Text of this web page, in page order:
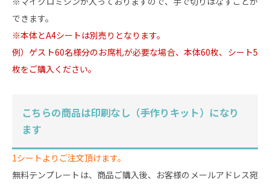
できます。
※本体とA4シートは別売りとなります。
例）ゲスト60名様分のお席札が必要な場合、本体60枚、シート5
枚をご購入ください。
こちらの商品は印刷なし（手作りキット）になり
ます
1シートよりご注文頂けます。
無料テンプレートは、商品ご購入後、お客様のメールアドレス宛